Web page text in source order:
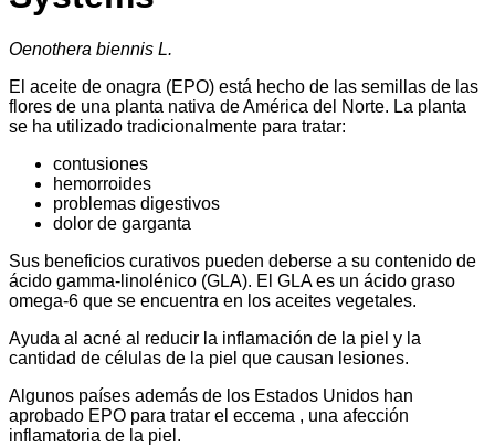
Oenothera biennis L.
El aceite de onagra (EPO) está hecho de las semillas de las
flores de una planta nativa de América del Norte. La planta
se ha utilizado tradicionalmente para tratar:
contusiones
hemorroides
problemas digestivos
dolor de garganta
Sus beneficios curativos pueden deberse a su contenido de
ácido gamma-linolénico (GLA). El GLA es un ácido graso
omega-6 que se encuentra en los aceites vegetales.
Ayuda al acné al reducir la inflamación de la piel y la
cantidad de células de la piel que causan lesiones.
Algunos países además de los Estados Unidos han
aprobado EPO para tratar el eccema , una afección
inflamatoria de la piel.